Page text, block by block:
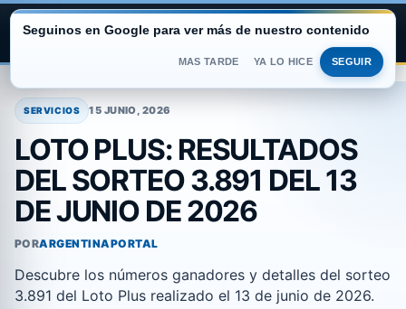
contenido
ARGENTINA PORTAL
SERVICIOS 15 JUNIO, 2026
LOTO PLUS: RESULTADOS
DEL SORTEO 3.891 DEL 13
DE JUNIO DE 2026
PORARGENTINAPORTAL
Descubre los números ganadores y detalles del sorteo
3.891 del Loto Plus realizado el 13 de junio de 2026.
Seguinos en Google para ver más de nuestro contenido
MAS TARDE YA LO HICE SEGUIR